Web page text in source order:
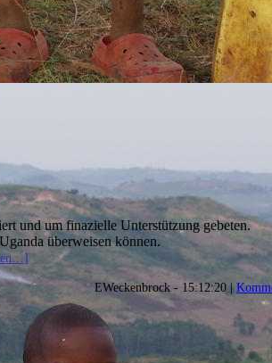
und um finazielle Unterstützung gebeten.
überweisen können.
EWeckenbrock - 15:12:20 |